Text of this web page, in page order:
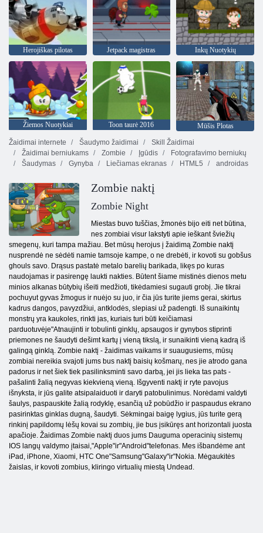
Herojiškas pilotas Jetpack magistras Inkų Nuotykių
Žiemos Nuotykiai Toon taurė 2016
Mūšis Plotas
Žaidimai internete
Šaudymo žaidimai
Skill Žaidimai
Žaidimai berniukams
Zombie Įgūdis
Fotografavimo berniukų
Šaudymas
Gynyba Liečiamas ekranas HTML5 androidas
Zombie naktį
Zombie Night
Miestas buvo tuščias, žmonės bijo eiti net būtina,
nes zombiai visur lakstyti apie ieškant šviežių
smegenų, kuri tampa mažiau. Bet mūsų herojus į žaidimą Zombie naktį
nusprendė ne sėdėti namie tamsoje kampe, o ne drebėti, ir kovoti su gobšus
ghouls savo. Drąsus pastatė metalo barelių barikada, likęs po kuras
naudojamas ir pasirengę laukti nakties. Būtent šiame mistinės dienos metu
minios alkanas būtybių išeiti medžioti, tikėdamiesi sugauti grobį. Jie tikrai
pochuyut gyvas žmogus ir nuėjo su juo, ir čia jūs turite jiems gerai, skirtus
kadrus dangos, pavyzdžiui, antklodės, slepiasi už padengti. Iš sunaikintų
monstrų yra kaukoles, rinkti jas, kuriais turi būti keičiamasi
parduotuvėje"Atnaujinti ir tobulinti ginklų, apsaugos ir gynybos stiprinti
priemones ne šaudyti dešimt kartų į vieną tikslą, ir sunaikinti vieną kadrą iš
galingą ginklą. Zombie naktį - žaidimas vaikams ir suaugusiems, mūsų
zombiai nereikia svajoti jums bus naktį baisių košmarų, nes jie atrodo gana
padorus ir net šiek tiek pasilinksminti savo darbą, jei jis lieka tas pats -
pašalinti žalią negyvas kiekvieną vieną. Išgyventi naktį ir ryte pavojus
išnyksta, ir jūs galite atsipalaiduoti ir daryti patobulinimus. Norėdami valdyti
šaulys, paspauskite žalią rodyklę, esančią už pobūdžio ir paspaudus ekrano
pasirinktas ginklas dugną, šaudyti. Sėkmingai baigę lygius, jūs turite gerą
rinkinį papildomų lėšų kovai su zombių, jie bus įsikūręs ant horizontali juosta
apačioje. Žaidimas Zombie naktį duos jums Dauguma operacinių sistemų
IOS langų valdymo įtaisai,"Apple"ir"Android"telefonas. Mes išbandėme ant
iPad, iPhone, Xiaomi, HTC One"Samsung"Galaxy"ir"Nokia. Mėgaukitės
žaislas, ir kovoti zombius, kliringo virtualių miestą Undead.